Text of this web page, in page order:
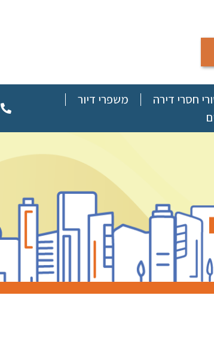
חסרי דירה
משפרי דיור